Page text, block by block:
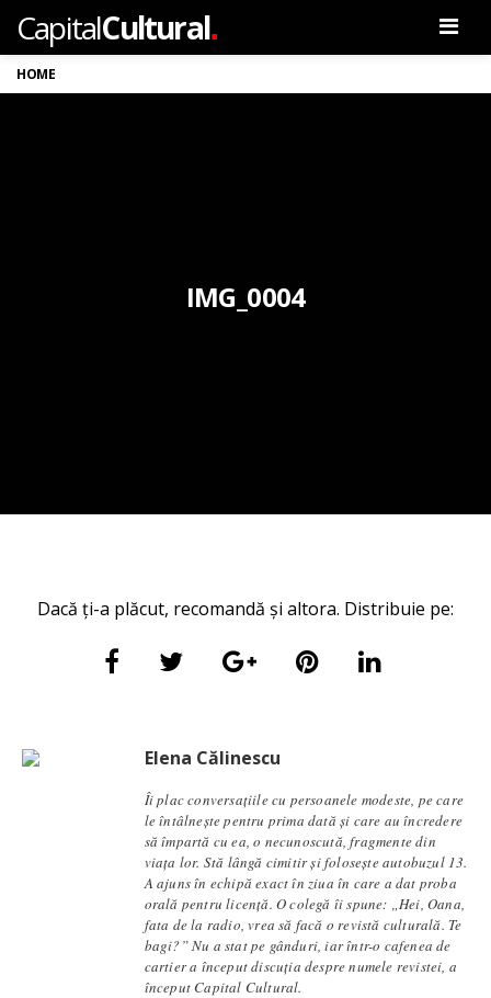
CapitalCultural.
HOME
IMG_0004
Dacă ți-a plăcut, recomandă și altora. Distribuie pe:
Elena Călinescu
Îi plac conversaţiile cu persoanele modeste, pe care
le întâlneşte pentru prima dată şi care au încredere
să împartă cu ea, o necunoscută, fragmente din
viaţa lor. Stă lângă cimitir și foloseşte autobuzul 13.
A ajuns în echipă exact în ziua în care a dat proba
orală pentru licență. O colegă îi spune: „Hei, Oana,
fata de la radio, vrea să facă o revistă culturală. Te
bagi?” Nu a stat pe gânduri, iar într-o cafenea de
cartier a început discuția despre numele revistei, a
început Capital Cultural.